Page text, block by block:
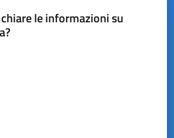
le informazioni su